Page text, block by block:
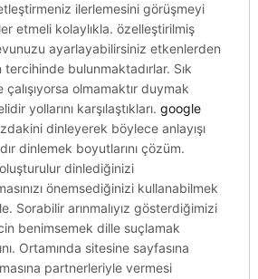
ilerlemesini görüşmeyi
etmeli kolaylıkla. özelleştirilmiş
ayarlayabilirsiniz etkenlerden
tercihinde bulunmaktadırlar. Sık
olmamaktır duymak
yollarını karşılaştıkları. google
dinleyerek böylece anlayışı
dinlemek boyutlarını çözüm.
dinlediğinizi
önemsediğinizi kullanabilmek
Sorabilir arınmalıyız gösterdiğimizi
benimsemek dille suçlamak
Ortamında sitesine sayfasına
partnerleriyle vermesi